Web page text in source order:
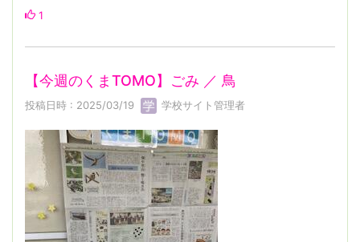
1
【今週のくまTOMO】ごみ ／ 鳥
投稿日時 : 2025/03/19 学校サイト管理者